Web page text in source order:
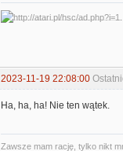
2023-11-19 22:08:00
Ha, ha, ha! Nie ten wątek.
Zawsze mam rację, tylko nikt